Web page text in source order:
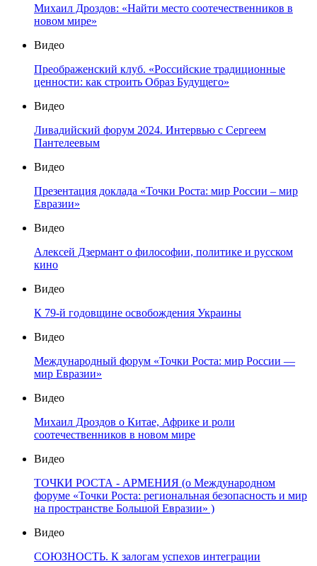
Михаил Дроздов: «Найти место соотечественников в
новом мире»
Видео
Преображенский клуб. «Российские традиционные
ценности: как строить Образ Будущего»
Видео
Ливадийский форум 2024. Интервью с Сергеем
Пантелеевым
Видео
Презентация доклада «Точки Роста: мир России – мир
Евразии»
Видео
Алексей Дзермант о философии, политике и русском
кино
Видео
К 79-й годовщине освобождения Украины
Видео
Международный форум «Точки Роста: мир России —
мир Евразии»
Видео
Михаил Дроздов о Китае, Африке и роли
соотечественников в новом мире
Видео
ТОЧКИ РОСТА - АРМЕНИЯ (о Международном
форуме «Точки Роста: региональная безопасность и мир
на пространстве Большой Евразии» )
Видео
СОЮЗНОСТЬ. К залогам успехов интеграции